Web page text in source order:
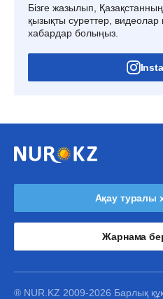
Бізге жазылып,
қызықты суреттер,
хабардар болыңыз.
Ақау туралы
Жарнама
® NUR.KZ 2009-2026 Барлық